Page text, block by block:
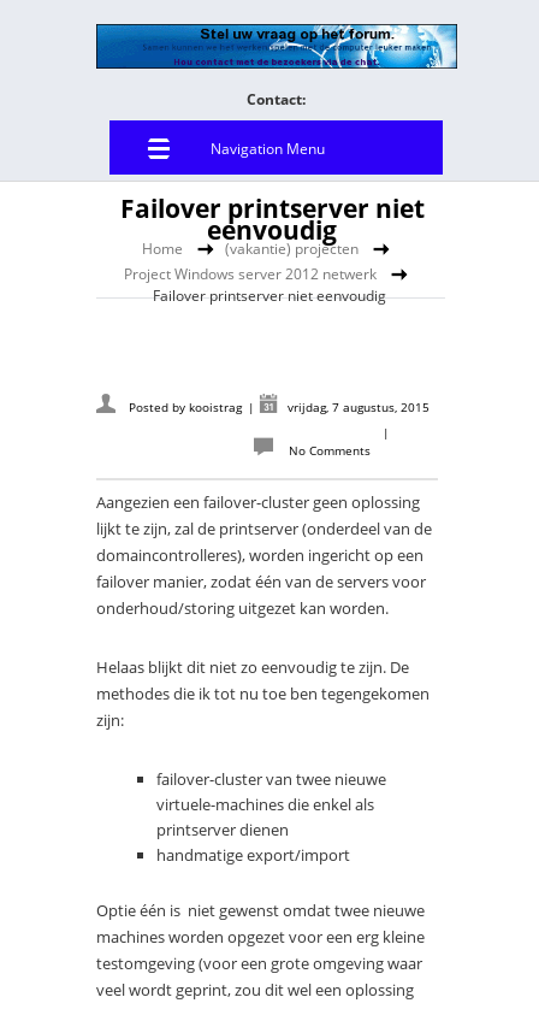
Contact:
Navigation Menu
Home
(vakantie) projecten
Project Windows server 2012 netwerk
Failover printserver niet eenvoudig
Failover printserver niet
eenvoudig
Posted by kooistrag |
vrijdag, 7 augustus, 2015
|
No Comments
Aangezien een failover-cluster geen oplossing
lijkt te zijn, zal de printserver (onderdeel van de
domaincontrolleres), worden ingericht op een
failover manier, zodat één van de servers voor
onderhoud/storing uitgezet kan worden.
Helaas blijkt dit niet zo eenvoudig te zijn. De
methodes die ik tot nu toe ben tegengekomen
zijn:
failover-cluster van twee nieuwe
virtuele-machines die enkel als
printserver dienen
handmatige export/import
Optie één is niet gewenst omdat twee nieuwe
machines worden opgezet voor een erg kleine
testomgeving (voor een grote omgeving waar
veel wordt geprint, zou dit wel een oplossing